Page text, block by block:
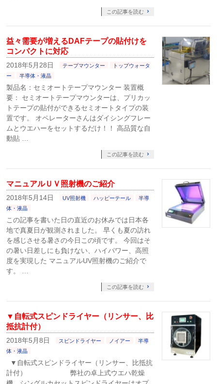
この記事を読む
益々需要が増えるDAFテープの貼付けを
コンパクトに対応
2018年5月28日 テープマウンター
トップウォータ
ー
半導体・液晶
製品名：セミオートテープマウンター 装置概
要： セミオートテープマウンターは、プリカッ
トテープの貼付ができるセミオートタイプの装
置です。 オペレーターさんはダイシングフレー
ムとウエハーをセットするだけ！！ 高品質な自
動貼 …
この記事を読む
マニュアルＵＶ照射機のご紹介
2018年5月14日 UV照射機 ハッピーテール
半導
体・液晶
この記事を書いた日の直近のお休みでは日本各
地で真夏日が観測されました。 早くも夏の訪れ
を感じさせる暑さの今日この頃です。 今回はそ
の暑い日差しにも負けない、ハイパワー、高照
度を実現した マニュアルUV照射機のご紹介で
す。 …
この記事を読む
▼自転式スピンドライヤー（リンサー、比
抵抗計付）
2018年5月8日 スピンドライヤー ノイアー
半導
体・液晶
▼自転式スピンドライヤー（リンサー、比抵抗
計付） 弊社の卓上式ウエハ乾燥